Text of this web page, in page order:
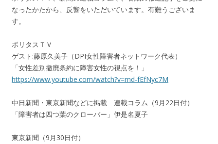
なったかたから、反響をいただいています。有難うございま
す。
ボリタスＴＶ
ゲスト:藤原久美子（DPI女性障害者ネットワーク代表）
「女性差別撤廃条約に障害女性の視点を！」
https://www.youtube.com/watch?v=md-fEfNyc7M
中日新聞・東京新聞などに掲載 連載コラム（9月22日付）
「障害者は四つ葉のクローバー」伊是名夏子
東京新聞（9月30日付）